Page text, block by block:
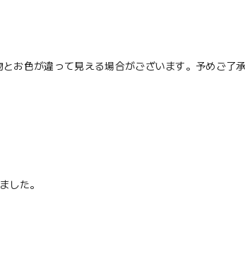
お色が違って見える場合がございます。予めご了承
した。